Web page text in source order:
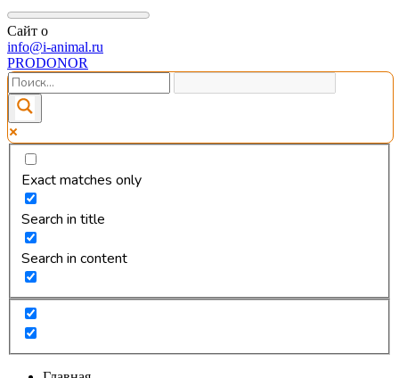
Сайт о
info@i-animal.ru
PRODONOR
Exact matches only
Search in title
Search in content